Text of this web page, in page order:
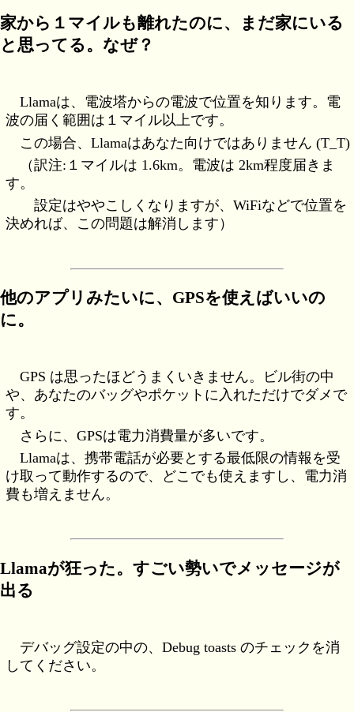
家から１マイルも離れたのに、まだ家にいる
と思ってる。なぜ？
Llamaは、電波塔からの電波で位置を知ります。電
波の届く範囲は１マイル以上です。
この場合、Llamaはあなた向けではありません (T_T)
（訳注:１マイルは 1.6km。電波は 2km程度届きま
す。
設定はややこしくなりますが、WiFiなどで位置を
決めれば、この問題は解消します）
他のアプリみたいに、GPSを使えばいいの
に。
GPS は思ったほどうまくいきません。ビル街の中
や、あなたのバッグやポケットに入れただけでダメで
す。
さらに、GPSは電力消費量が多いです。
Llamaは、携帯電話が必要とする最低限の情報を受
け取って動作するので、どこでも使えますし、電力消
費も増えません。
Llamaが狂った。すごい勢いでメッセージが
出る
デバッグ設定の中の、Debug toasts のチェックを消
してください。